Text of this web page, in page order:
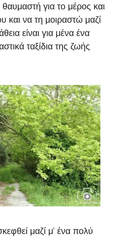
θαυμαστή για το μέρος και
και να τη μοιραστώ μαζί
είναι για μένα ένα
ταξίδια της ζωής
μαζί μ’ ένα πολύ